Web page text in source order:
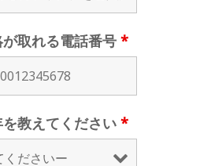
取れる電話番号 *
教えてください *